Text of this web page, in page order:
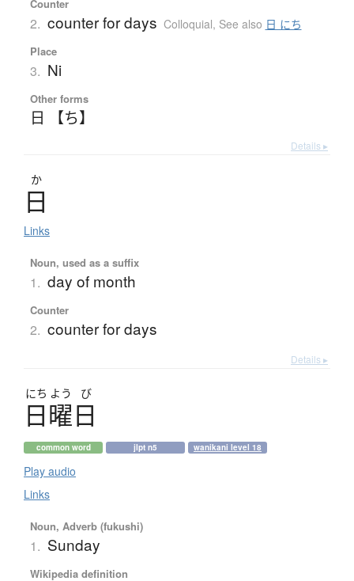
Counter
2. counter for days Colloquial, See also 日 にち
Place
3. Ni
Other forms
日 【ち】
Details ▸
か
日
Links
Noun, used as a suffix
1. day of month
Counter
2. counter for days
Details ▸
にち よう び
日曜日
common word jlpt n5 wanikani level 18
Play audio
Links
Noun, Adverb (fukushi)
1. Sunday
Wikipedia definition